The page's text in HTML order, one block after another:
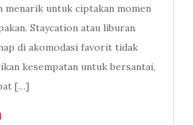
menarik untuk ciptakan momen
Staycation atau liburan
di akomodasi favorit tidak
kesempatan untuk bersantai,
[…]